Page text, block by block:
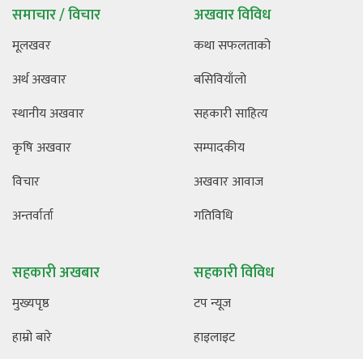
समाचार / विचार
मूलखवर
अर्थ अखवार
स्थानीय अखवार
कृषि अखवार
विचार
अन्तर्वार्ता
अखवार विविध
कथा सफलताको
बसिवियाँलो
सहकारी साहित्य
सम्पादकीय
अखवार आवाज
गतिविधि
सहकारी अखबार
मुख्यपृष्ठ
हाम्रो बारे
सहकारी विविध
टप न्यूज
हाइलाइट